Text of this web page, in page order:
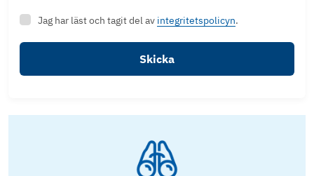
Jag har läst och tagit del av integritetspolicyn.
Skicka